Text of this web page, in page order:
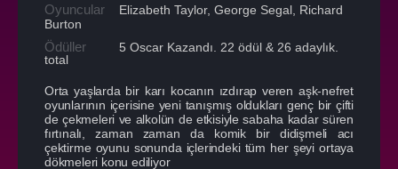
Oyuncular Elizabeth Taylor, George Segal Richard
Burton
Ödüller
5 Oscar Kazandı. 22 ödül & 26 adaylık.
total
Orta yaşlarda bir karı kocanın ızdırap veren aşk-nefret
oyunlarının içerisine yeni tanışmış oldukları genç bir çifti
de çekmeleri ve alkolün de etkisiyle sabaha kadar süren
fırtınalı, zaman zaman da komik bir didişmeli acı
çektirme oyunu sonunda içlerindeki tüm her şeyi ortaya
dökmeleri konu ediliyor